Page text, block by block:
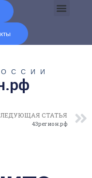
СТАТЬЯ
43регион.рф